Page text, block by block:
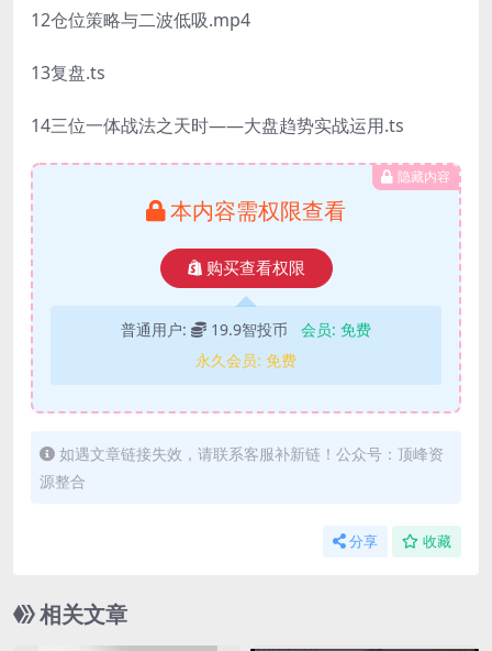
12仓位策略与二波低吸.mp4
13复盘.ts
14三位一体战法之天时——大盘趋势实战运用.ts
隐藏内容
本内容需权限查看
购买查看权限
普通用户: 19.9智投币 会员: 免费
永久会员: 免费
如遇文章链接失效，请联系客服补新链！公众号：顶峰资
源整合
分享 收藏
相关文章